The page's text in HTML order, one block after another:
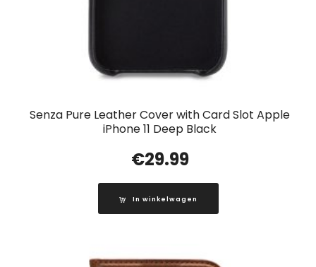
Senza Pure Leather Cover with Card Slot Apple
iPhone 11 Deep Black
€29.99
In winkelwagen